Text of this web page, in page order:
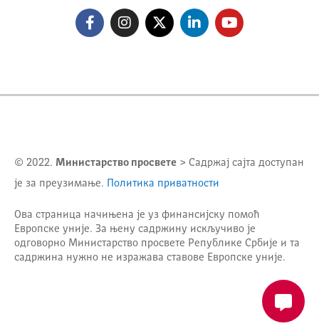
© 2022. Министарство просвете > Садржај сајта доступан
је за преузимање. Политика приватности
Ова страница начињена је уз финансијску помоћ
Европске уније. За њену садржину искључиво је
одговорно Министарство просвете Републике Србије и та
садржина нужно не изражава ставове Европске уније.